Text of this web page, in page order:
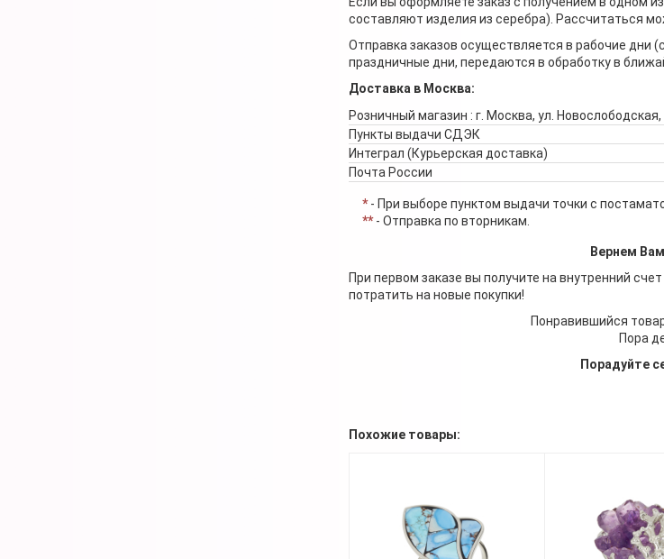
составляют изделия из серебра). Рассчитаться
Отправка заказов осуществляется в рабочие дни
праздничные дни, передаются в обработку в
Доставка в Москва:
Розничный магазин : г. Москва, ул.
Пункты выдачи СДЭК
Интеграл (Курьерская доставка)
Почта России
*- При выборе пунктом выдачи точки с
**- Отправка по вторникам.
Вернем
При первом заказе вы получите на внутренний
потратить на новые покупки!
Понравившийся
Пора
Порадуйте
Похожие товары: